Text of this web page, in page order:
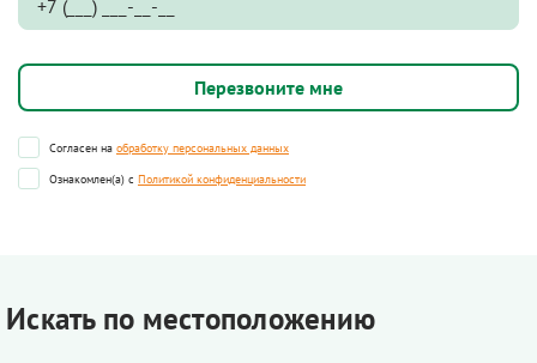
Согласен на обработку персональных данных
Ознакомлен(а) с Политикой конфиденциальности
Искать по местоположению